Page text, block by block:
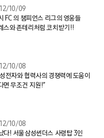
10/09
FC 의 챔피언스 리그의 영웅들
스와 존테리처럼 코치받기!!
10/08
전자와 협력사의 경쟁력에 도움이
면 무조건 지원!”
10/08
다! 서울삼성썬더스 사령탑 3인